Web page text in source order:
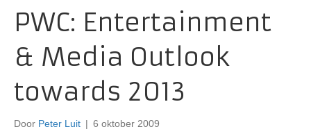
PWC: Entertainment
& Media Outlook
towards 2013
Door Peter Luit | 6 oktober 2009